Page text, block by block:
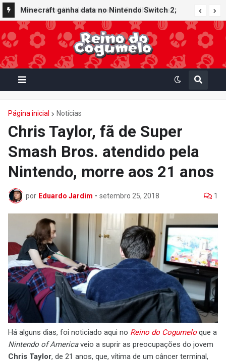
Minecraft ganha data no Nintendo Switch 2;
Super Mario Mash-Up receberá atualização
gráfica exclusiva
Página inicial Notícias
Chris Taylor, fã de Super
Smash Bros. atendido pela
Nintendo, morre aos 21 anos
por Eduardo Jardim • setembro 25, 2018 1
Há alguns dias, foi noticiado aqui no Reino do Cogumelo que a
Nintendo of Americaveio a suprir as preocupações do jovem
Chris Taylor, de 21 anos, que, vítima de um câncer terminal,